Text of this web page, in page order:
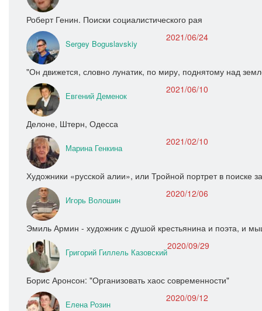
Роберт Генин. Поиски социалистического рая
Sergey Boguslavskiy
2021/06/24
"Он движется, словно лунатик, по миру, поднятому над
Евгений Деменок
2021/06/10
Делоне, Штерн, Одесса
Марина Генкина
2021/02/10
Художники «русской алии», или Тройной портрет в поиске
Игорь Волошин
2020/12/06
Эмиль Армин - художник с душой крестьянина и поэта, и
Григорий Гиллель Казовский
2020/09/29
Борис Аронсон: "Организовать хаос современности"
Елена Розин
2020/09/12